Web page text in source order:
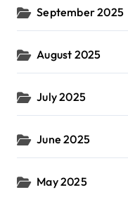
September 2025
August 2025
July 2025
June 2025
May 2025